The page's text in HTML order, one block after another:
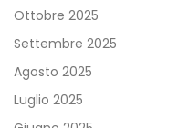
Ottobre 2025
Settembre 2025
Agosto 2025
Luglio 2025